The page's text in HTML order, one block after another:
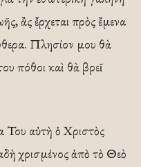
ἂς ἔρχεται πρὸς ἔμενα
Πλησίον μου θὰ
πόθοι καὶ θὰ βρεῖ
Του αὐτὴ ὁ Χριστὸς
χρισμένος ἀπὸ τὸ Θεὸ